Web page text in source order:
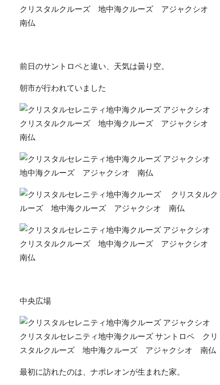
前日のサントロペと違い、天気は曇り空。
朝市が行われていました
中央広場
最初に訪れたのは、ナポレオンが生まれた家。